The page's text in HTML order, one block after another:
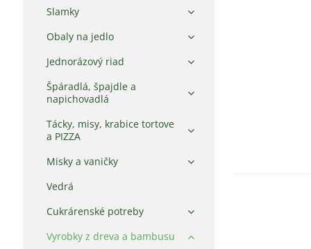
Slamky
Obaly na jedlo
Jednorázový riad
Špáradlá, špajdle a
napichovadlá
Tácky, misy, krabice tortove
a PIZZA
Misky a vaničky
Vedrá
Cukrárenské potreby
Vyrobky z dreva a bambusu